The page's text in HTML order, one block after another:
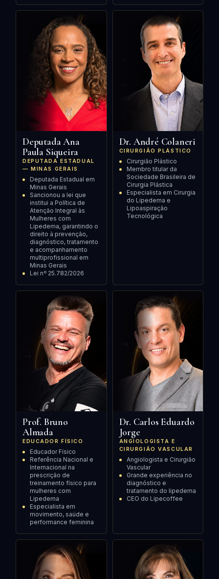
Deputada Ana
Paula Siqueira
DEPUTADA ESTADUAL
— MINAS GERAIS
Deputada Estadual em
Minas Gerais
Sancionou a lei que
institui a Política de
Atenção Integral às
Mulheres com
Lipedema, garantindo o
direito à prevenção,
diagnóstico, tratamento
e acompanhamento
multiprofissional em
Minas Gerais
Lei nº 25.782/2026
Dr. André Colaneri
CIRURGIÃO PLÁSTICO
Cirurgião Plástico
Membro titular da
Sociedade Brasileira de
Cirurgia Plástica
Especialista em Cirurgia
do Lipedema e
Lipoaspiração
Tecnológica
Prof. Bruno
Almada
EDUCADOR FÍSICO
Educador Físico
Referência Nacional e
Internacional na
prescrição de
treinamento físico para
mulheres com
Lipedema
Especialista em
movimento, saúde e
performance feminina
Dr. Carlos Eduardo
Jorge
ANGIOLOGISTA E
CIRURGIÃO VASCULAR
Angiologista e Cirurgião
Vascular
Grande experiência no
diagnóstico e
tratamento do lipedema
CEO do Lipecoffee